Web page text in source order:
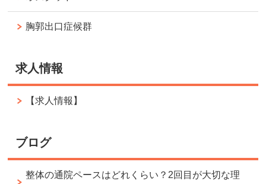
胸郭出口症候群
求人情報
【求人情報】
ブログ
整体の通院ペースはどれくらい？2回目が大切な理